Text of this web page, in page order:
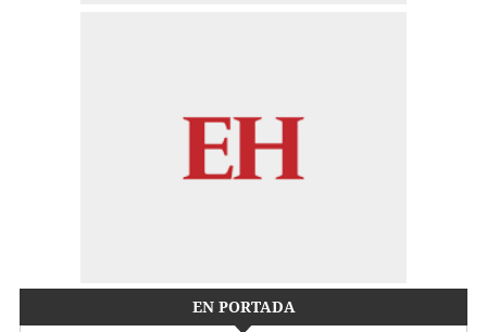
EN PORTADA